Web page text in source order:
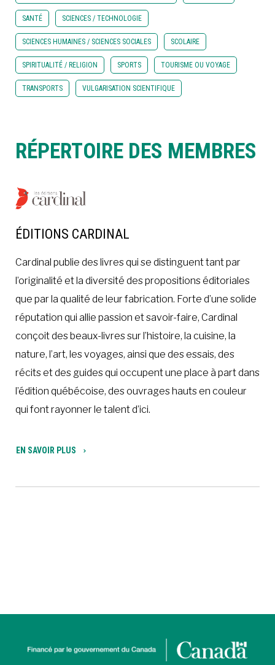
RÉPERTOIRE DES MEMBRES
ÉDITIONS CARDINAL
Cardinal publie des livres qui se distinguent tant par
l’originalité et la diversité des propositions éditoriales
que par la qualité de leur fabrication. Forte d’une solide
réputation qui allie passion et savoir-faire, Cardinal
conçoit des beaux-livres sur l’histoire, la cuisine, la
nature, l’art, les voyages, ainsi que des essais, des
récits et des guides qui occupent une place à part dans
l’édition québécoise, des ouvrages hauts en couleur
qui font rayonner le talent d’ici.
EN SAVOIR PLUS
SANTÉ SCIENCES / TECHNOLOGIE
SCIENCES HUMAINES / SCIENCES SOCIALES SCOLAIRE
SPIRITUALITÉ / RELIGION SPORTS TOURISME OU VOYAGE
TRANSPORTS VULGARISATION SCIENTIFIQUE